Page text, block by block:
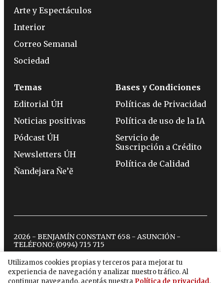
Utilizamos cookies propias y terceros para mejorar tu
experiencia de navegación y analizar nuestro tráfico. Al
continuar navegando, aceptás nuestra Política de privacidad .
Arte y Espectáculos
Interior
Correo Semanal
Sociedad
Temas
Editorial ÚH
Noticias positivas
Pódcast ÚH
Newsletters ÚH
Ñandejara Ñe’ẽ
Bases y Condiciones
Políticas de Privacidad
Política de uso de la IA
Servicio de
Suscripción a Crédito
Política de Calidad
2026 - BENJAMÍN CONSTANT 658 - ASUNCIÓN -
TELÉFONO: (0994) 715 715
twitterinstagram
facebook
tiktokyoutubespotify